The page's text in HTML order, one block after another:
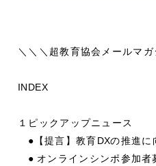
＼＼＼超教育協会メールマガ
INDEX
１ピックアップニュース
● 【提言】教育DXの推進に
● オンラインシンポ参加者